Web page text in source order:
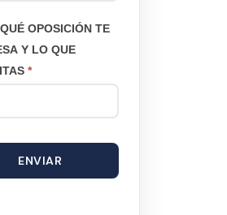
OPOSICIÓN TE
Y LO QUE
*
ENVIAR